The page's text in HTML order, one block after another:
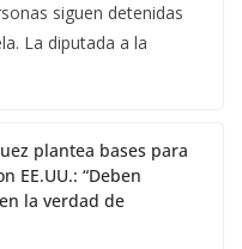
siguen detenidas
La diputada a la
plantea bases para
EE.UU.: “Deben
la verdad de